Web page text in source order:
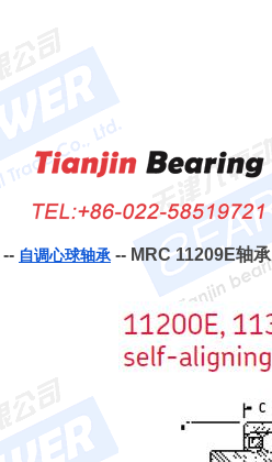
-- 自调心球轴承 -- MRC 11209E轴承